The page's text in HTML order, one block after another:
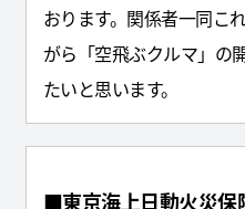
おります。関係者一同こ
がら「空飛ぶクルマ」の
たいと思います。
■東京海上日動火災保